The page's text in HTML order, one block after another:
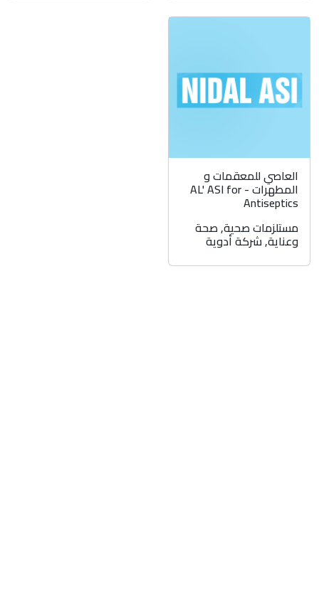
العاصي للمعقمات و
المطهرات - AL' ASI for
Antiseptics
مستلزمات صحية,صحة
وعناية,شركة أدوية